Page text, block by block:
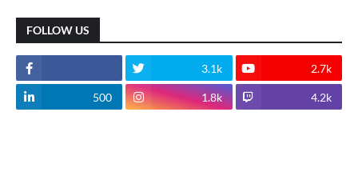
FOLLOW US
3.1k 2.7k
500 1.8k 4.2k